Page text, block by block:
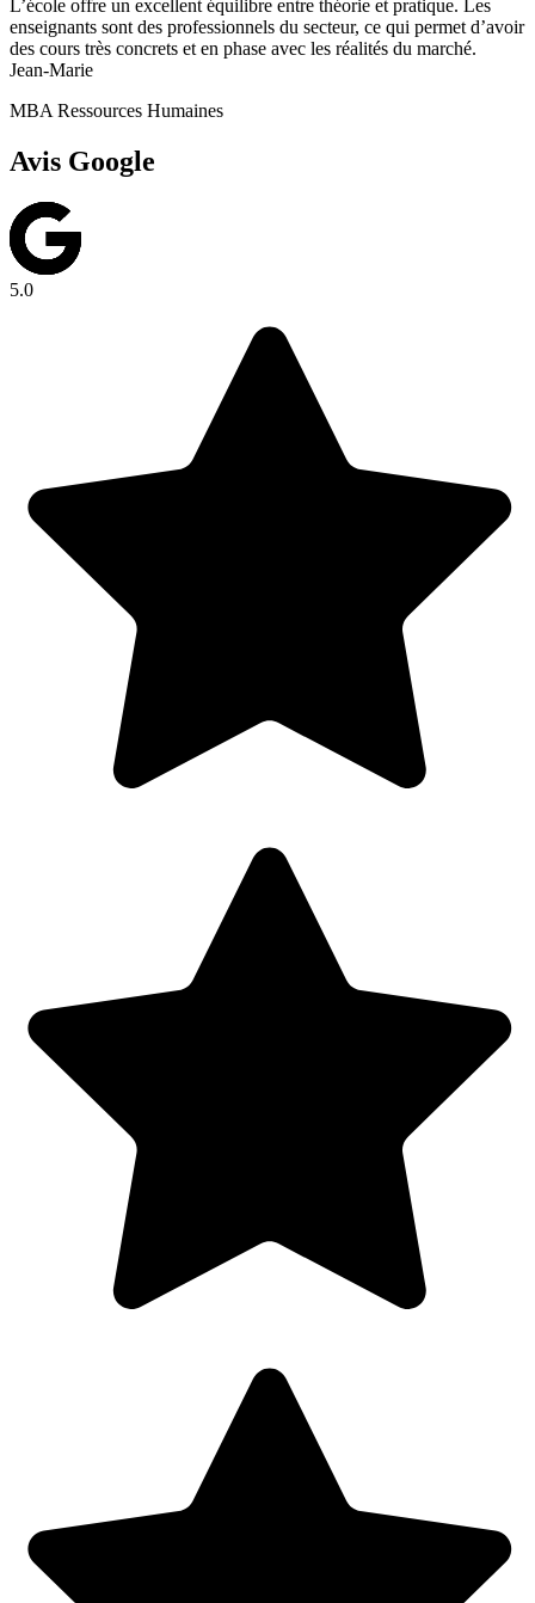
L’école offre un excellent équilibre entre théorie et pratique. Les
enseignants sont des professionnels du secteur, ce qui permet d’avoir
des cours très concrets et en phase avec les réalités du marché.
Jean-Marie
MBA Ressources Humaines
Avis Google
5.0